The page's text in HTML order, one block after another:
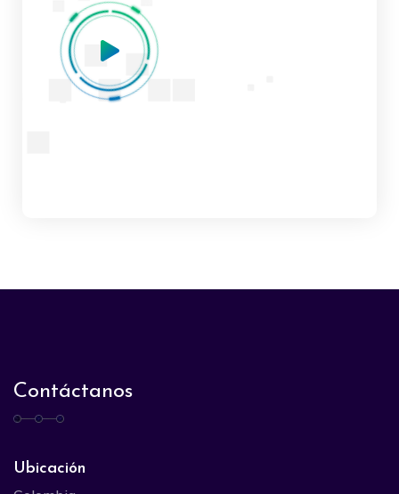
Contáctanos
Ubicación